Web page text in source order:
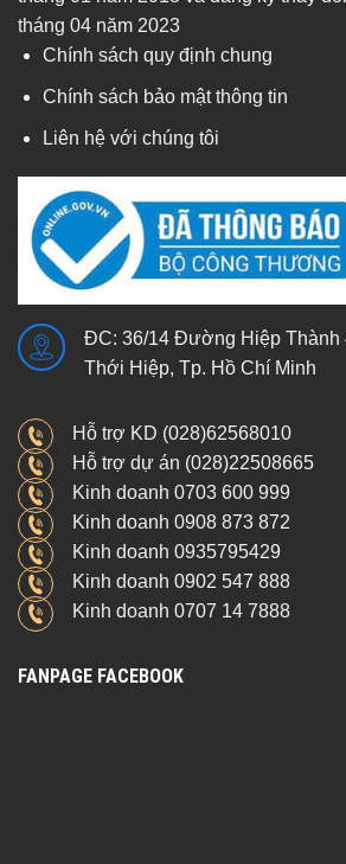
tháng 04 năm 2023
Chính sách quy định chung
Chính sách bảo mật thông tin
Liên hệ với chúng tôi
ĐC: 36/14 Đường Hiệp Thành
Thới Hiệp, Tp. Hồ Chí Minh
Hỗ trợ KD (028)62568010
Hỗ trợ dự án (028)22508665
Kinh doanh 0703 600 999
Kinh doanh 0908 873 872
Kinh doanh 0935795429
Kinh doanh 0902 547 888
Kinh doanh 0707 14 7888
FANPAGE FACEBOOK